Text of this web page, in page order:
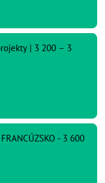
| 3 200 – 3
- 3 600